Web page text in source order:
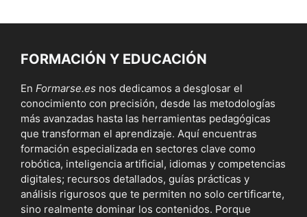
FORMACIÓN Y EDUCACIÓN
En Formarse.es nos dedicamos a desglosar el
conocimiento con precisión, desde las metodologías
más avanzadas hasta las herramientas pedagógicas
que transforman el aprendizaje. Aquí encuentras
formación especializada en sectores clave como
robótica, inteligencia artificial, idiomas y competencias
digitales; recursos detallados, guías prácticas y
análisis rigurosos que te permiten no solo certificarte,
sino realmente dominar los contenidos. Porque